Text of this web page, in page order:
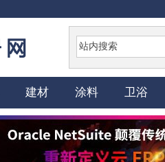
建材 涂料 卫浴